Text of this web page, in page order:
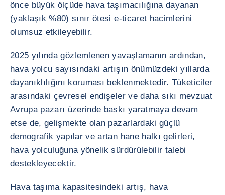
önce büyük ölçüde hava taşımacılığına dayanan
(yaklaşık %80) sınır ötesi e-ticaret hacimlerini
olumsuz etkileyebilir.
2025 yılında gözlemlenen yavaşlamanın ardından,
hava yolcu sayısındaki artışın önümüzdeki yıllarda
dayanıklılığını koruması beklenmektedir. Tüketiciler
arasındaki çevresel endişeler ve daha sıkı mevzuat
Avrupa pazarı üzerinde baskı yaratmaya devam
etse de, gelişmekte olan pazarlardaki güçlü
demografik yapılar ve artan hane halkı gelirleri,
hava yolculuğuna yönelik sürdürülebilir talebi
destekleyecektir.
Hava taşıma kapasitesindeki artış, hava